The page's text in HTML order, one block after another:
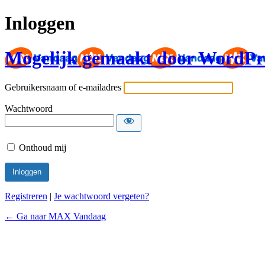
Inloggen
Mogelijk gemaakt door
Gebruikersnaam of e-mailadres
Wachtwoord
Onthoud mij
Registreren | Je wachtwoord vergeten?
← Ga naar MAX Vandaag